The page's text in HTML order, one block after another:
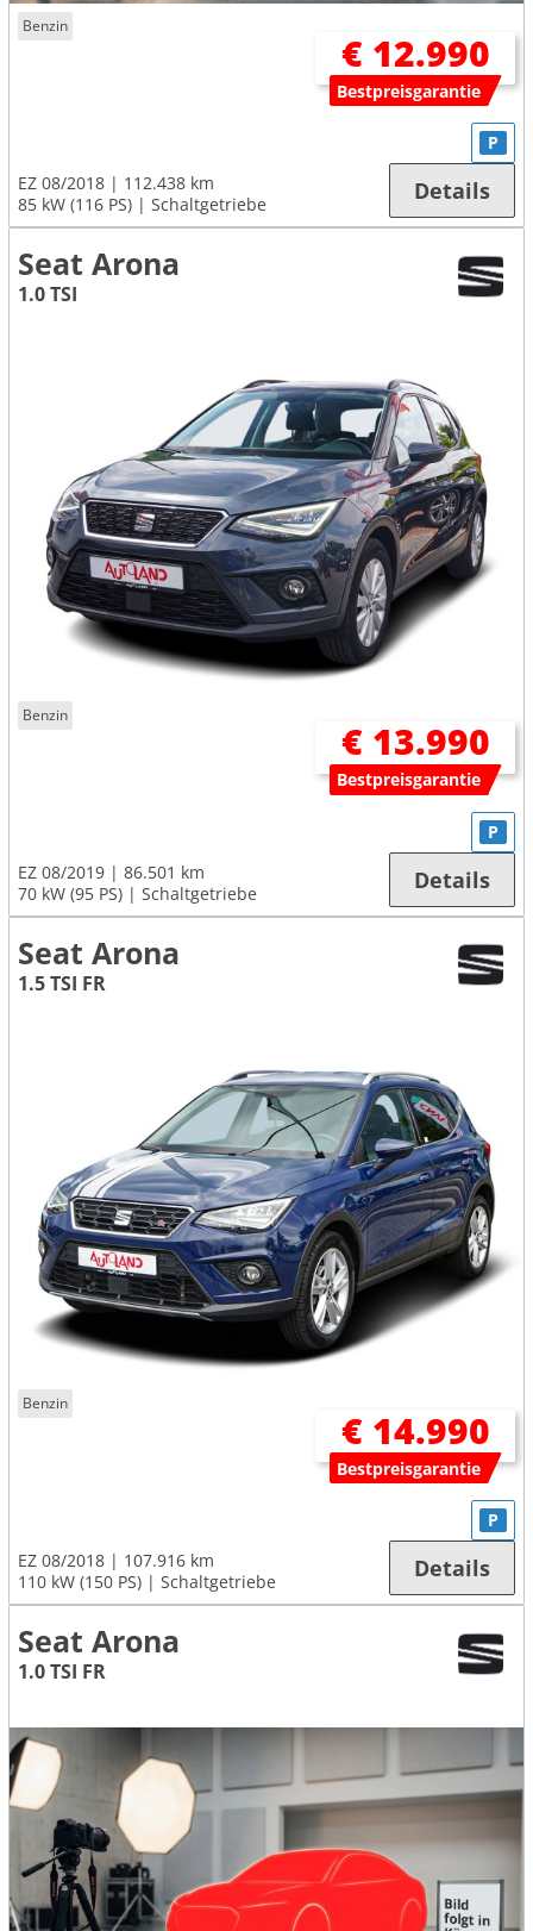
Benzin
€ 12.990
Bestpreisgarantie
EZ 08/2018
112.438 km
85 kW (116 PS)
Schaltgetriebe
P
Details
Seat Arona
1.0 TSI
Benzin
€ 13.990
Bestpreisgarantie
EZ 08/2019
86.501 km
70 kW (95 PS)
Schaltgetriebe
P
Details
Seat Arona
1.5 TSI FR
Benzin
€ 14.990
Bestpreisgarantie
EZ 08/2018
107.916 km
110 kW (150 PS)
Schaltgetriebe
P
Details
Seat Arona
1.0 TSI FR